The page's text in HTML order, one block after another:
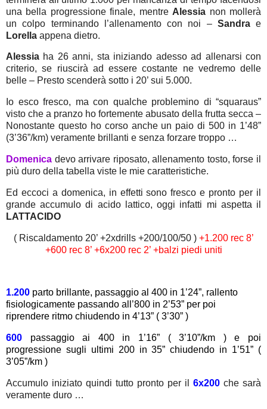
una bella progressione finale, mentre Alessia non mollerà
un colpo terminando l’allenamento con noi – Sandrae
Lorella appena dietro.
Alessia ha 26 anni, sta iniziando adesso ad allenarsi con
criterio, se riuscirà ad essere costante ne vedremo delle
belle – Presto scenderà sotto i 20’ sui 5.000.
Io esco fresco, ma con qualche problemino di “squaraus”
visto che a pranzo ho fortemente abusato della frutta secca –
Nonostante questo ho corso anche un paio di 500 in 1’48”
(3’36”/km) veramente brillanti e senza forzare troppo …
Domenica devo arrivare riposato, allenamento tosto, forse il
più duro della tabella viste le mie caratteristiche.
Ed eccoci a domenica, in effetti sono fresco e pronto per il
grande accumulo di acido lattico, oggi infatti mi aspetta il
LATTACIDO
( Riscaldamento 20’ +2xdrills +200/100/50 ) +1.200 rec 8’
+600 rec 8’ +6x200 rec 2’ +balzi piedi uniti
1.200 parto brillante, passaggio al 400 in 1’24”, rallento
fisiologicamente passando all’800 in 2’53” per poi
riprendere ritmo chiudendo in 4’13” ( 3’30” )
600
passaggio ai 400 in 1’16” ( 3’10”/km ) e poi
progressione sugli ultimi 200 in 35” chiudendo in 1’51” (
3’05”/km )
Accumulo iniziato quindi tutto pronto per il 6x200 che sarà
veramente duro …